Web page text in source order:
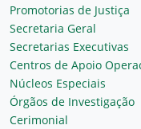
Promotorias de Justiça
Secretaria Geral
Secretarias Executivas
Centros de Apoio
Núcleos Especiais
Órgãos de Investigação
Cerimonial